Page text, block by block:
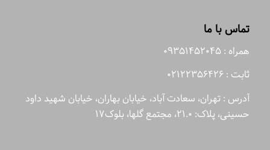
تماس با ما
همراه : 09351452045
ثابت : 02122356426
آدرس : تهران، سعادت آباد، خیابان بهاران، خیابان شهید داود
حسینی، پلاک: 21.0، مجتمع گلها، بلوک17